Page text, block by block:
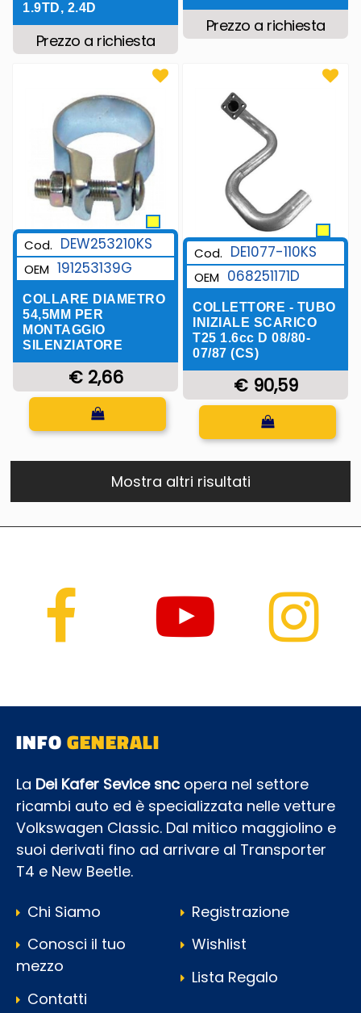
1.9TD, 2.4D
Prezzo a richiesta
Prezzo a richiesta
Cod. DEW253210KS
OEM 191253139G
COLLARE DIAMETRO
54,5MM PER
MONTAGGIO
SILENZIATORE
€ 2,66
Quantità
Cod. DE1077-110KS
OEM 068251171D
COLLETTORE - TUBO
INIZIALE SCARICO
T25 1.6cc D 08/80-
07/87 (CS)
€ 90,59
Quantità
Mostra altri risultati
INFOGENERALI
La Dei Kafer Sevice snc opera nel settore
ricambi auto ed è specializzata nelle vetture
Volkswagen Classic. Dal mitico maggiolino e
suoi derivati fino ad arrivare al Transporter
T4 e New Beetle.
Chi Siamo
Conosci il tuo
mezzo
Contatti
Registrazione
Wishlist
Lista Regalo